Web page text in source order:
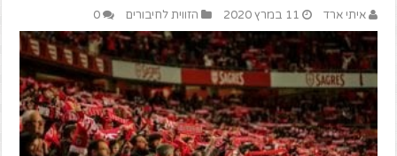
איתי ארד 11 במרץ 2020 הזווית לחיבורים 0